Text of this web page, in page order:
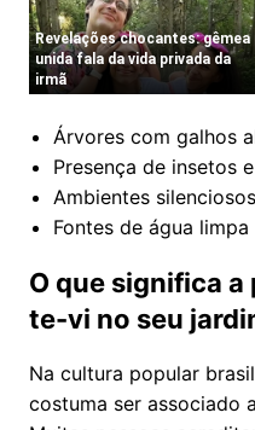
Árvores com galhos
Presença de insetos
Ambientes
Fontes de água
O que significa a
te-vi no seu
Na cultura popular
costuma ser associado